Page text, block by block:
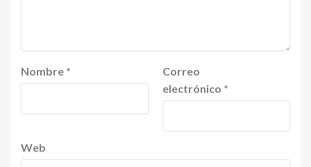
Nombre *
Correo
electrónico *
Web